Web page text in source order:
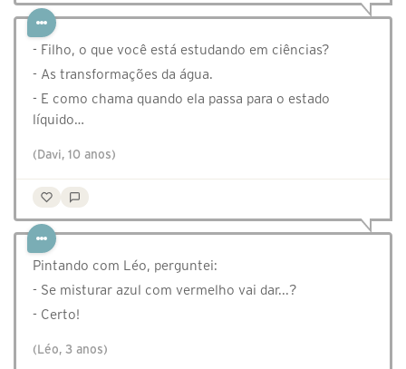
- Filho, o que você está estudando em ciências?
- As transformações da água.
- E como chama quando ela passa para o estado
líquido…
(Davi, 10 anos)
Pintando com Léo, perguntei:
- Se misturar azul com vermelho vai dar...?
- Certo!
(Léo, 3 anos)